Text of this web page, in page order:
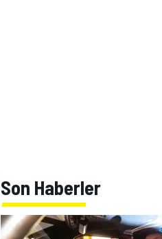
Son Haberler